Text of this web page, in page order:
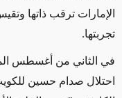
الإمارات ترقب ذاتها
تجربتها.
في الثاني من أغسطس
احتلال صدام حسين